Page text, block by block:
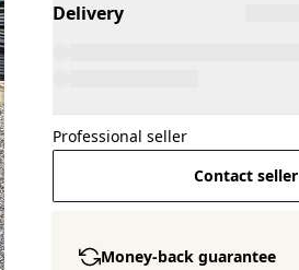
Delivery
Professional seller
Contact seller
Money-back guarantee